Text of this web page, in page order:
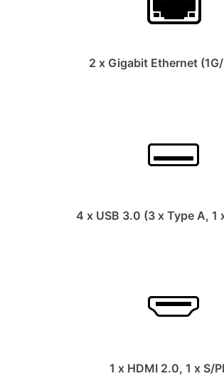
2 x Gigabit Ethernet
4 x USB 3.0 (3 x Type A, 1
1 x HDMI 2.0, 1 x S/